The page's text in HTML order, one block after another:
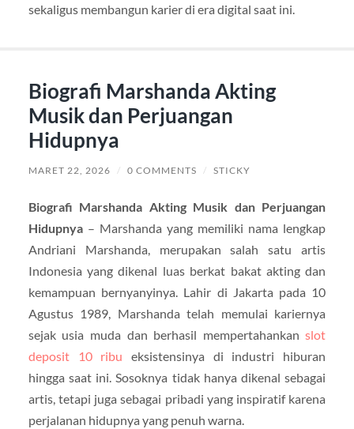
sekaligus membangun karier di era digital saat ini.
Biografi Marshanda Akting
Musik dan Perjuangan
Hidupnya
MARET 22, 2026 / 0 COMMENTS / STICKY
Biografi Marshanda Akting Musik dan Perjuangan
Hidupnya– Marshanda yang memiliki nama lengkap
Andriani Marshanda, merupakan salah satu artis
Indonesia yang dikenal luas berkat bakat akting dan
kemampuan bernyanyinya. Lahir di Jakarta pada 10
Agustus 1989, Marshanda telah memulai kariernya
sejak usia muda dan berhasil mempertahankanslot
deposit 10 ribu eksistensinya di industri hiburan
hingga saat ini. Sosoknya tidak hanya dikenal sebagai
artis, tetapi juga sebagai pribadi yang inspiratif karena
perjalanan hidupnya yang penuh warna.